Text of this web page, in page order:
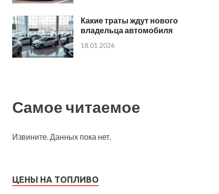
Какие траты ждут нового
владельца автомобиля
18.01.2026
Самое читаемое
Извините. Данных пока нет.
ЦЕНЫ НА ТОПЛИВО